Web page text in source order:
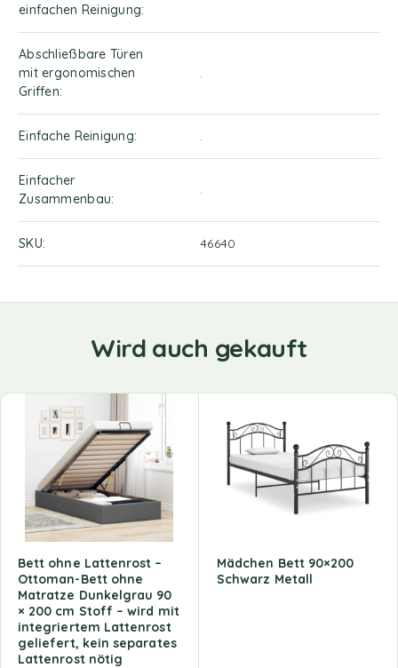
einfachen Reinigung
Abschließbare Türen
mit ergonomischen
Griffen
.
Einfache Reinigung .
Einfacher
Zusammenbau
.
SKU 46640
Wird auch gekauft
Bett ohne Lattenrost –
Ottoman-Bett ohne
Matratze Dunkelgrau 90
× 200 cm Stoff – wird mit
integriertem Lattenrost
geliefert, kein separates
Lattenrost nötig
Mädchen Bett 90×200
Schwarz Metall